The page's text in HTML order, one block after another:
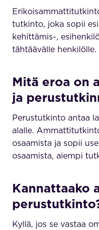
tutkinto, joka sopii
kehittämis-,
tähtäävälle henkilölle.
Mitä eroa on
ja
Perustutkinto antaa
alalle.
osaamista ja sopii
osaamista, aiempi
Kannattaako
Kyllä, jos se vastaa